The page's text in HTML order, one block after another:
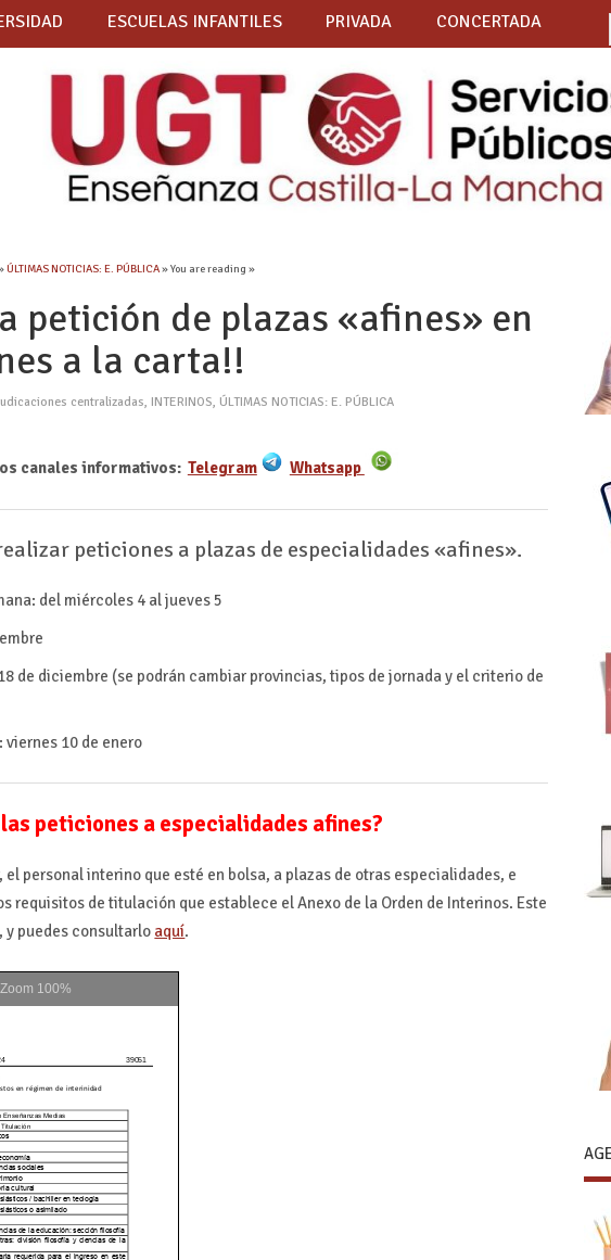
ESCUELAS INFANTILES PRIVADA CONCERTADA
ÚLTIMAS NOTICIAS: E. PÚBLICA» You are reading »
petición de plazas «afines» en
a la carta!!
centralizadas, INTERINOS, ÚLTIMAS NOTICIAS: E. PÚBLICA
canales informativos: Telegram Whatsapp
peticiones a plazas de especialidades «afines».
del miércoles 4 al jueves 5
de diciembre (se podrán cambiar provincias, tipos de jornada y el criterio de
10 de enero
las peticiones a especialidades afines?
personal interino que esté en bolsa, a plazas de otras especialidades, e
requisitos de titulación que establece el Anexo de la Orden de Interinos. Este
y puedes consultarlo aquí.
Zoom 100%